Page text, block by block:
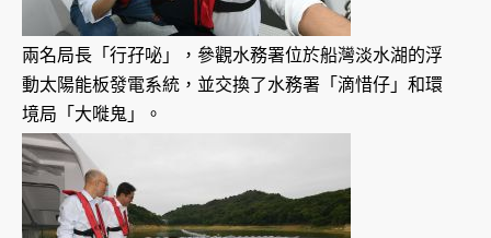
兩名局長「行孖咇」，參觀水務署位於船灣淡水湖的浮
動太陽能板發電系統，並交換了水務署「滴惜仔」和環
境局「大嘥鬼」。